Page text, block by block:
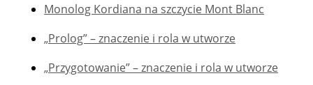
Monolog Kordiana na szczycie Mont Blanc
„Prolog” – znaczenie i rola w utworze
„Przygotowanie” – znaczenie i rola w utworze